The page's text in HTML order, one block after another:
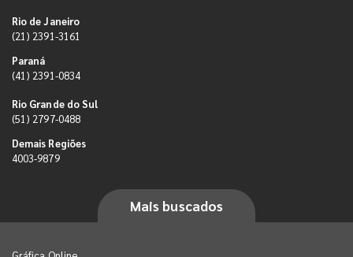
Rio de Janeiro
(21) 2391-3161
Paraná
(41) 2391-0834
Rio Grande do Sul
(51) 2797-0488
Demais Regiões
4003-9879
Mais buscados